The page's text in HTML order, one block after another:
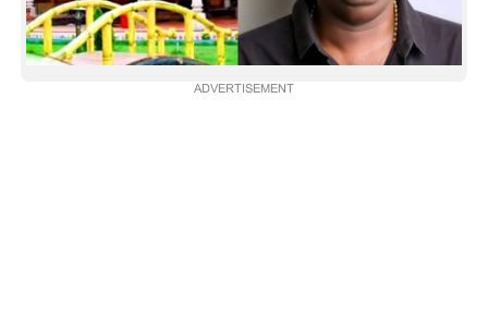
ADVERTISEMENT